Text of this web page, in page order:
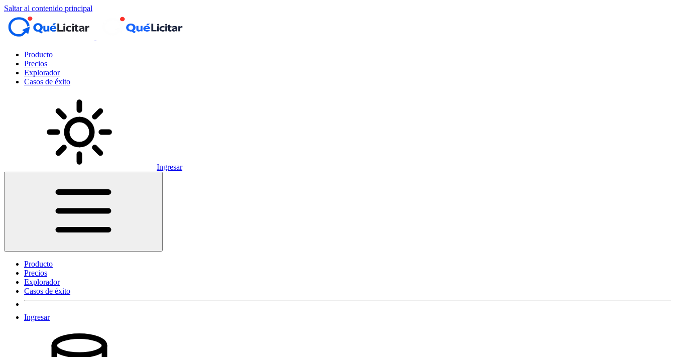
Saltar al contenido principal
Producto
Precios
Explorador
Casos de éxito
Ingresar
Producto
Precios
Explorador
Casos de éxito
Ingresar